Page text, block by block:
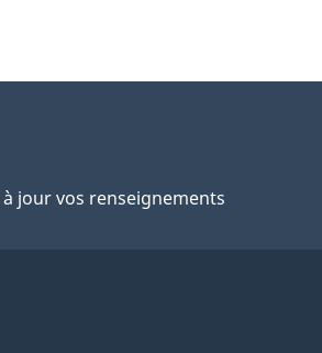
jour vos renseignements